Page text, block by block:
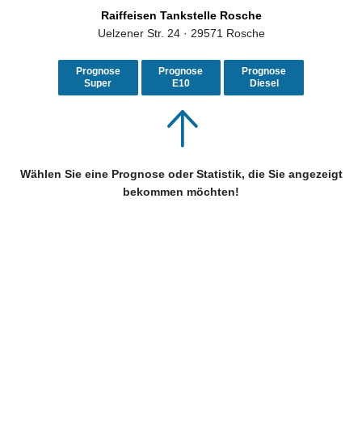
Raiffeisen Tankstelle Rosche
Uelzener Str. 24 · 29571 Rosche
Prognose
Super
Prognose
E10
Prognose
Diesel
Wählen Sie eine Prognose oder Statistik, die Sie angezeigt
bekommen möchten!